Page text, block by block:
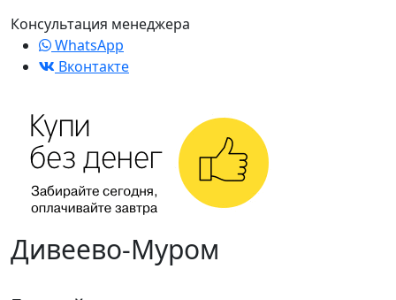
Консультация менеджера
WhatsApp
Вконтакте
Дивеево-Муром